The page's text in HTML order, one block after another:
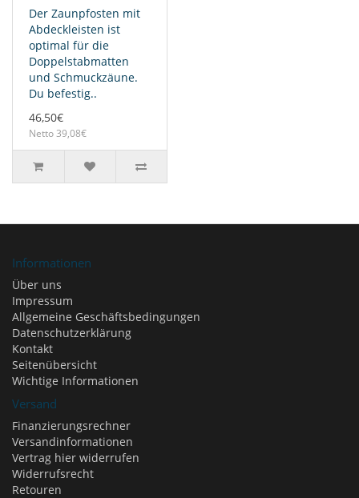
Der Zaunpfosten mit
Abdeckleisten ist
optimal für die
Doppelstabmatten
und Schmuckzäune.
Du befestig..
46,50€
Netto 39,08€
Informationen
Über uns
Impressum
Allgemeine Geschäftsbedingungen
Datenschutzerklärung
Kontakt
Seitenübersicht
Wichtige Informationen
Versand
Finanzierungsrechner
Versandinformationen
Vertrag hier widerrufen
Widerrufsrecht
Retouren